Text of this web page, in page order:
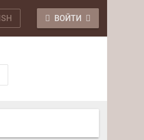
ВОЙТИ